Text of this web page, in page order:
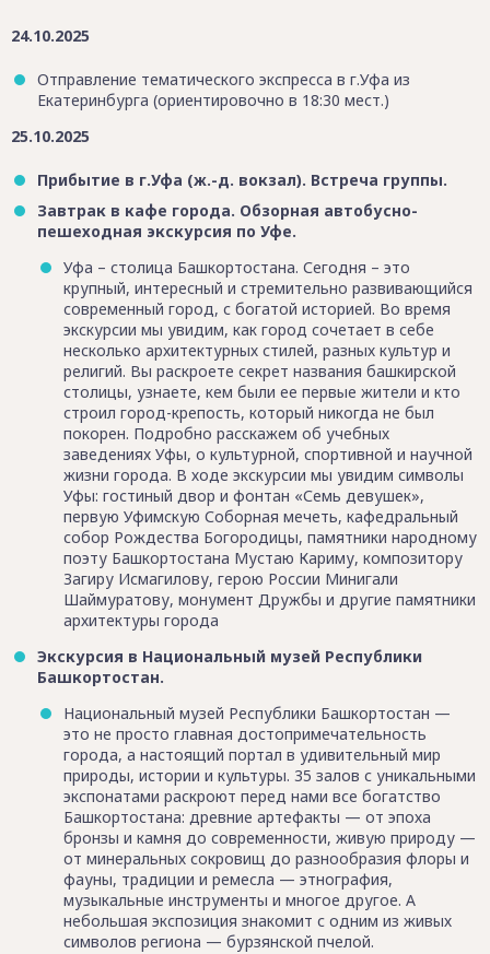
24.10.2025
Отправление тематического экспресса в г.Уфа из
Екатеринбурга (ориентировочно в 18:30 мест.)
25.10.2025
Прибытие в г.Уфа (ж.-д. вокзал). Встреча группы.
Завтрак в кафе города. Обзорная автобусно-
пешеходная экскурсия по Уфе.
Уфа – столица Башкортостана. Сегодня – это
крупный, интересный и стремительно развивающийся
современный город, с богатой историей. Во время
экскурсии мы увидим, как город сочетает в себе
несколько архитектурных стилей, разных культур и
религий. Вы раскроете секрет названия башкирской
столицы, узнаете, кем были ее первые жители и кто
строил город-крепость, который никогда не был
покорен. Подробно расскажем об учебных
заведениях Уфы, о культурной, спортивной и научной
жизни города. В ходе экскурсии мы увидим символы
Уфы: гостиный двор и фонтан «Семь девушек»,
первую Уфимскую Соборная мечеть, кафедральный
собор Рождества Богородицы, памятники народному
поэту Башкортостана Мустаю Кариму, композитору
Загиру Исмагилову, герою России Минигали
Шаймуратову, монумент Дружбы и другие памятники
архитектуры города
Экскурсия в Национальный музей Республики
Башкортостан.
Национальный музей Республики Башкортостан —
это не просто главная достопримечательность
города, а настоящий портал в удивительный мир
природы, истории и культуры. 35 залов с уникальными
экспонатами раскроют перед нами все богатство
Башкортостана: древние артефакты — от эпоха
бронзы и камня до современности, живую природу —
от минеральных сокровищ до разнообразия флоры и
фауны, традиции и ремесла — этнография,
музыкальные инструменты и многое другое. А
небольшая экспозиция знакомит с одним из живых
символов региона — бурзянской пчелой.